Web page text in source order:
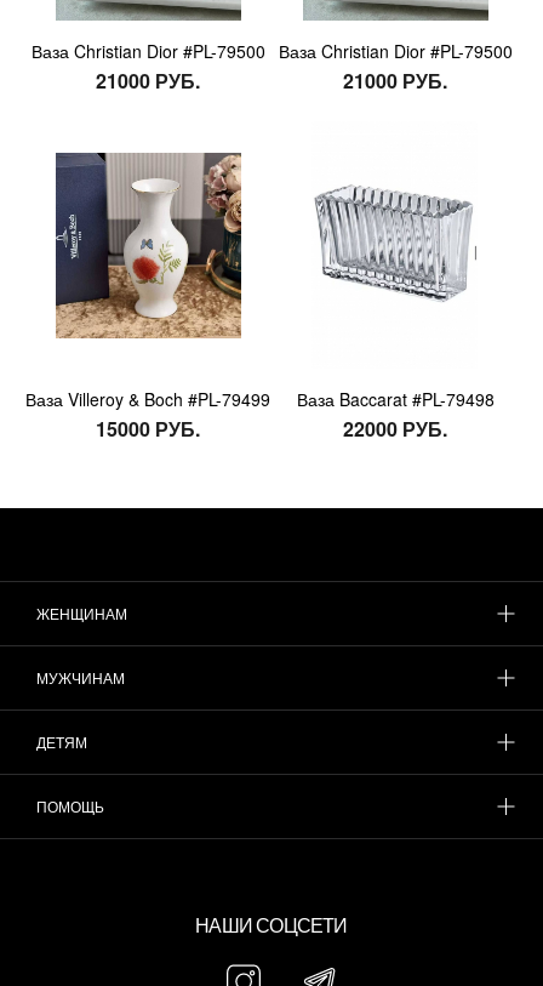
Ваза Christian Dior #PL-79500
21000 РУБ.
Ваза Christian Dior #PL-79500
21000 РУБ.
Ваза Villeroy & Boch #PL-79499
15000 РУБ.
Ваза Baccarat #PL-79498
22000 РУБ.
ЖЕНЩИНАМ
МУЖЧИНАМ
ДЕТЯМ
ПОМОЩЬ
НАШИ СОЦСЕТИ